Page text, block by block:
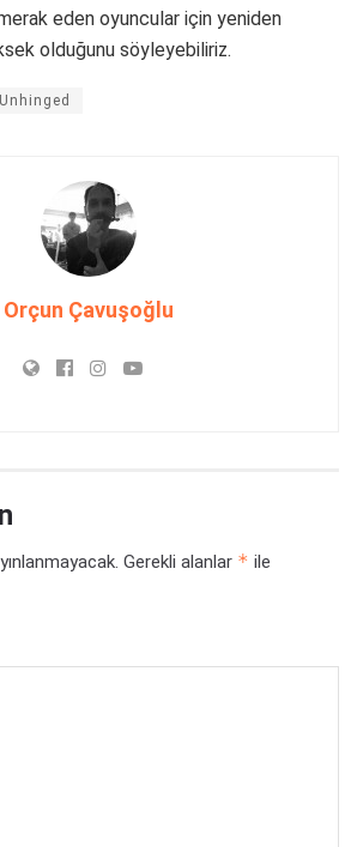
eden oyuncular için yeniden
olduğunu söyleyebiliriz.
Unhinged
Orçun Çavuşoğlu
Gerekli alanlar * ile